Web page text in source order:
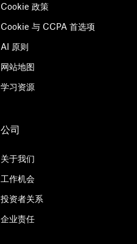
Cookie 政策
Cookie 与 CCPA 首选项
AI 原则
网站地图
学习资源
公司
关于我们
工作机会
投资者关系
企业责任